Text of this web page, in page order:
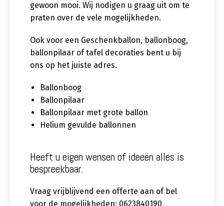
gewoon mooi. Wij nodigen u graag uit om te
praten over de vele mogelijkheden.
Ook voor een Geschenkballon, ballonboog,
ballonpilaar of tafel decoraties bent u bij
ons op het juiste adres.
Ballonboog
Ballonpilaar
Ballonpilaar met grote ballon
Helium gevulde ballonnen
Heeft u eigen wensen of ideeën alles is
bespreekbaar.
Vraag vrijblijvend een offerte aan of bel
voor de mogelijkheden: 0623840190